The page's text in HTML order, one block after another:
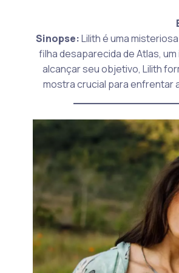
Sinopse:Lilith é uma
filha desaparecida de Atlas,
alcançar seu objetivo, Lilith
mostra crucial para enfrentar